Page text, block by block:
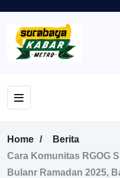
Home
Berita
Cara Komunitas RGOG
Bulanr Ramadan 2025,